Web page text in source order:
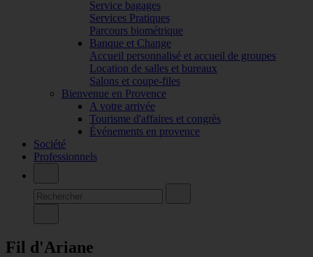
Service bagages
Services Pratiques
Parcours biométrique
Banque et Change
Accueil personnalisé et accueil de groupes
Location de salles et bureaux
Salons et coupe-files
Bienvenue en Provence
A votre arrivée
Tourisme d'affaires et congrès
Événements en provence
Société
Professionnels
Fil d'Ariane